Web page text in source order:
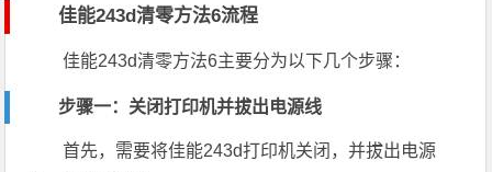
佳能243d清零方法6流程
佳能243d清零方法6主要分为以下几个步骤：
步骤一：关闭打印机并拔出电源线
首先，需要将佳能243d打印机关闭，并拔出电源